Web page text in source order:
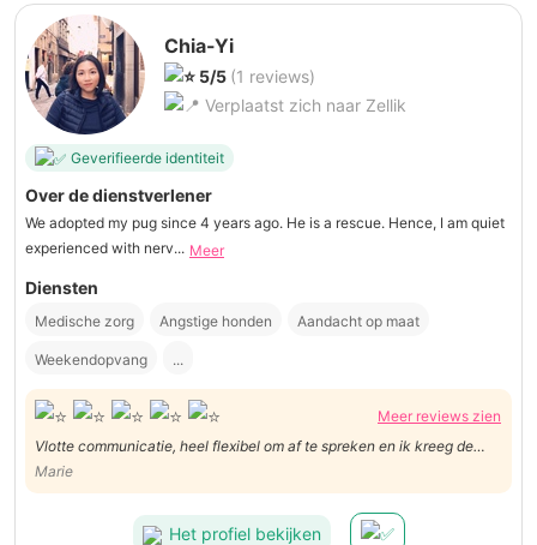
Chia-Yi
5/5 (1 reviews)
Verplaatst zich naar Zellik
Geverifieerde identiteit
Over de dienstverlener
We adopted my pug since 4 years ago. He is a rescue. Hence, I am quiet
experienced with nerv... Meer
Diensten
Medische zorg Angstige honden Aandacht op maat
Weekendopvang ...
Meer reviews zien
Vlotte communicatie, heel flexibel om af te spreken en ik kreeg de
indruk dat Scampi in goede handen was. Aanrader!
Marie
Het profiel bekijken